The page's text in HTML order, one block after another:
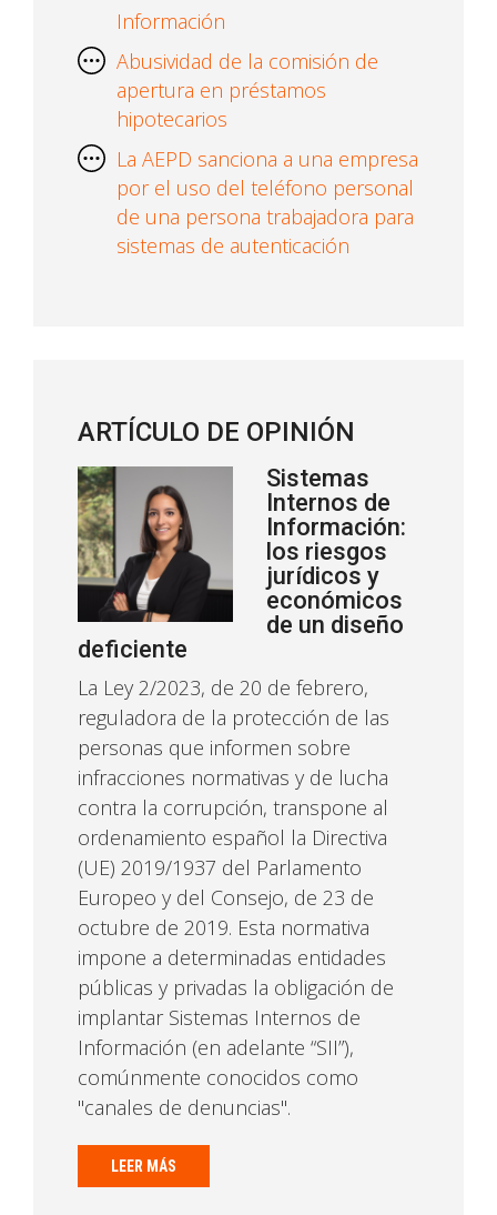
Información
Abusividad de la comisión de
apertura en préstamos
hipotecarios
La AEPD sanciona a una empresa
por el uso del teléfono personal
de una persona trabajadora para
sistemas de autenticación
ARTÍCULO DE OPINIÓN
Sistemas
Internos de
Información:
los riesgos
jurídicos y
económicos
de un diseño
deficiente
La Ley 2/2023, de 20 de febrero,
reguladora de la protección de las
personas que informen sobre
infracciones normativas y de lucha
contra la corrupción, transpone al
ordenamiento español la Directiva
(UE) 2019/1937 del Parlamento
Europeo y del Consejo, de 23 de
octubre de 2019. Esta normativa
impone a determinadas entidades
públicas y privadas la obligación de
implantar Sistemas Internos de
Información (en adelante “SII”),
comúnmente conocidos como
"canales de denuncias".
LEER MÁS